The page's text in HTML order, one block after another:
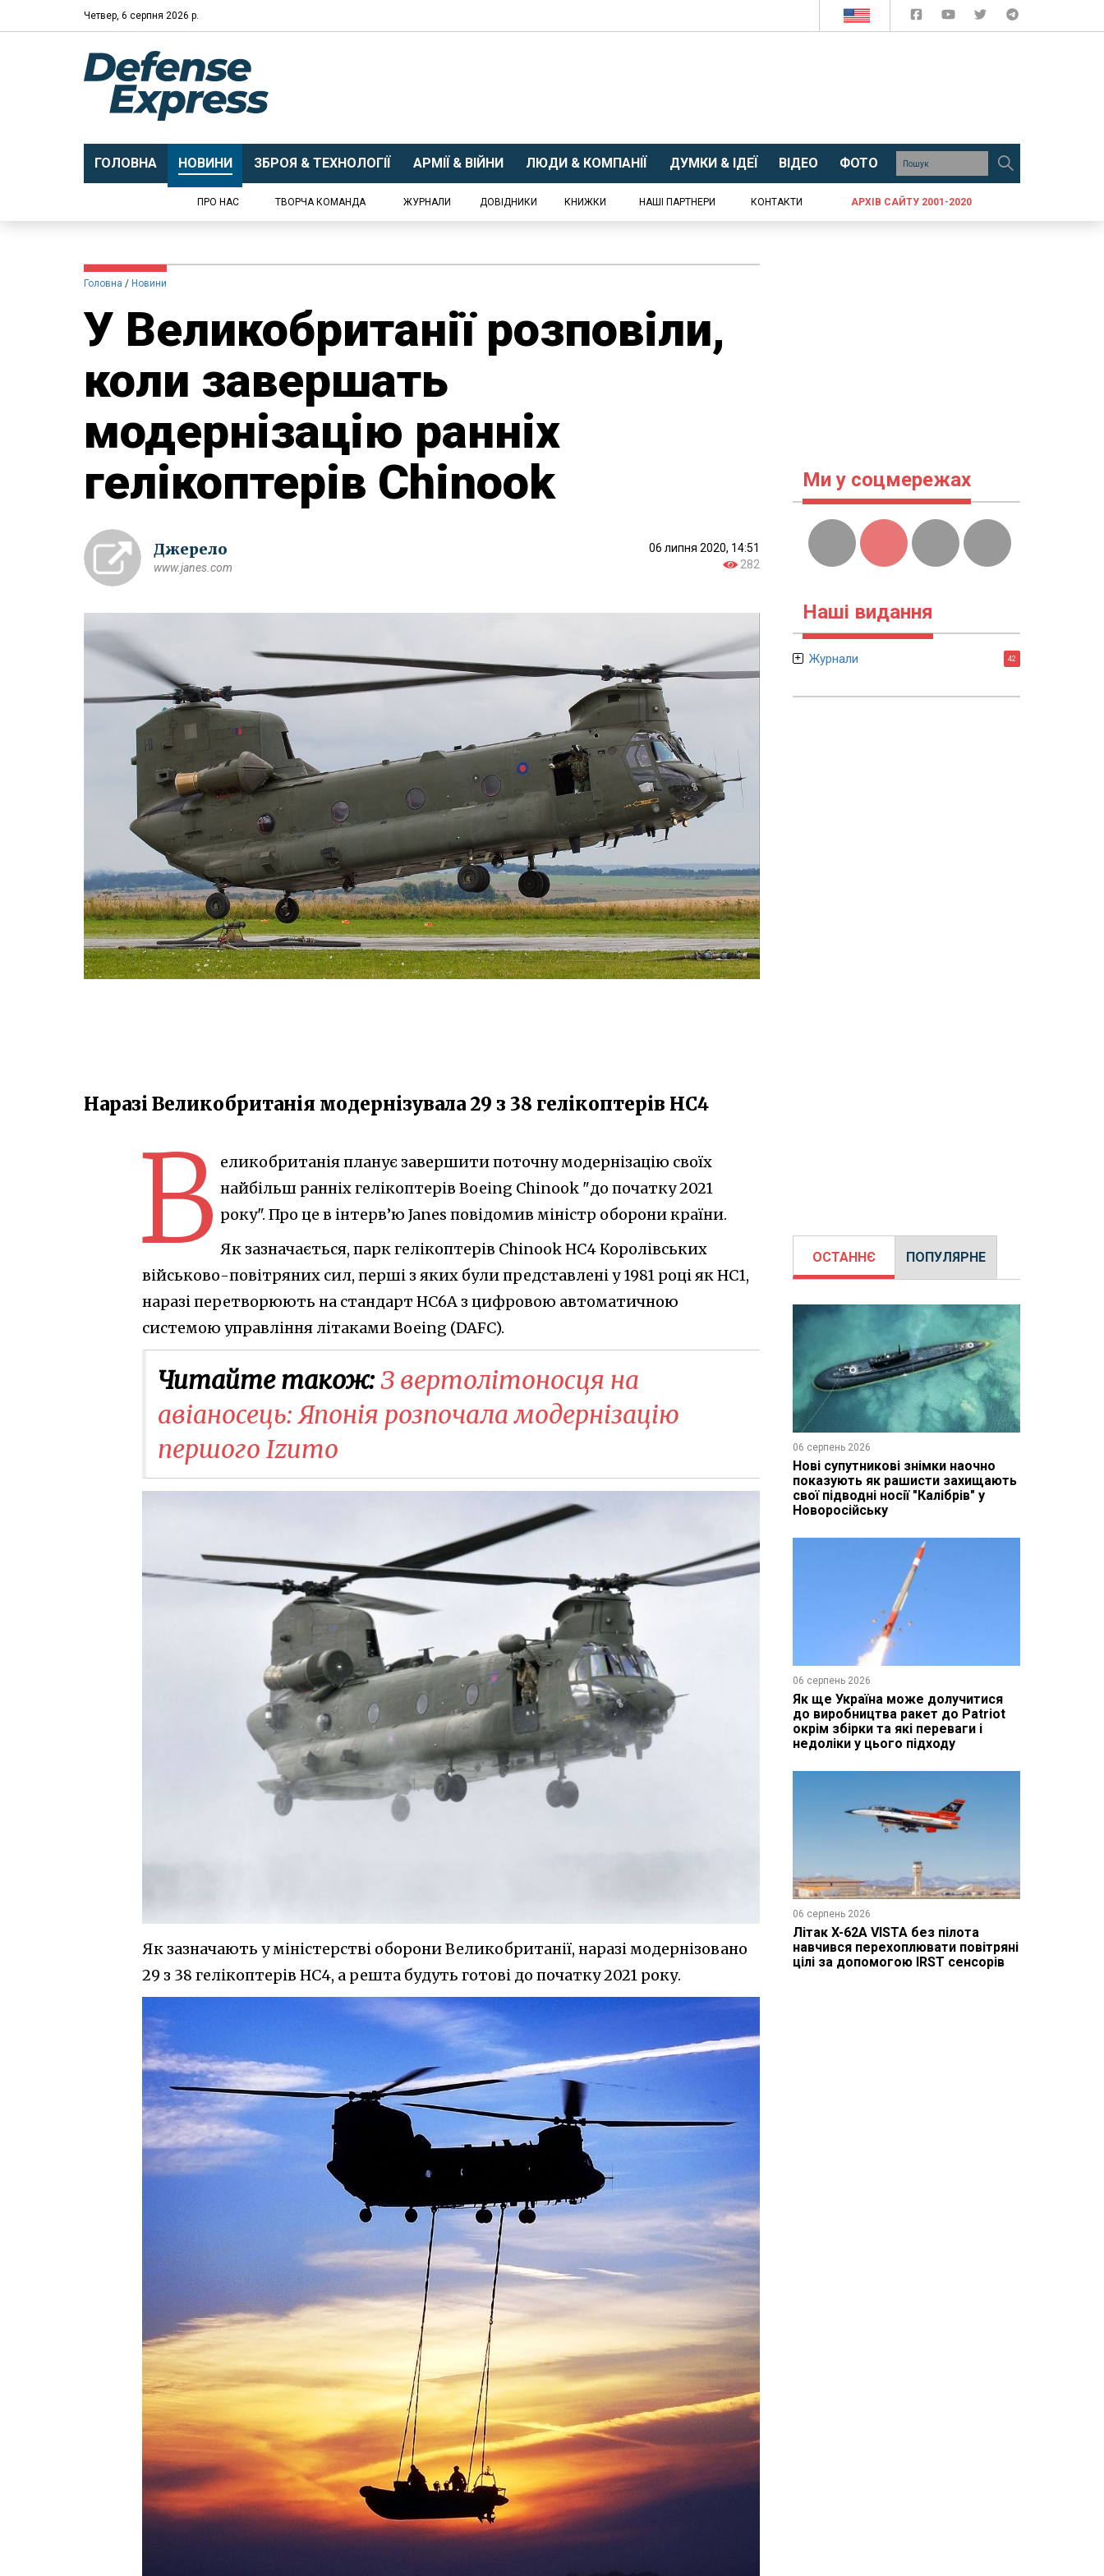
Четвер, 6 серпня 2026 р.
ГОЛОВНА НОВИНИ ЗБРОЯ & ТЕХНОЛОГІЇ АРМІЇ & ВІЙНИ ЛЮДИ & КОМПАНІЇ ДУМКИ & ІДЕЇ ВІДЕО ФОТО
ПРО НАС ТВОРЧА КОМАНДА ЖУРНАЛИ ДОВІДНИКИ КНИЖКИ НАШІ ПАРТНЕРИ КОНТАКТИ АРХІВ САЙТУ 2001-2020
Головна Новини
У Великобританії розповіли,
коли завершать
модернізацію ранніх
гелікоптерів Chinook
Джерело
www.janes.com
06 липня 2020, 14:51
282
Наразі Великобританія модернізувала 29 з 38 гелікоптерів НС4
В еликобританія планує завершити поточну модернізацію своїх
найбільш ранніх гелікоптерів Boeing Chinook "до початку 2021
року". Про це в інтерв’ю Janes повідомив міністр оборони країни.
Як зазначається, парк гелікоптерів Chinook HC4 Королівських
військово-повітряних сил, перші з яких були представлені у 1981 році як HC1,
наразі перетворюють на стандарт HC6A з цифровою автоматичною
системою управління літаками Boeing (DAFC).
Читайте також:З вертолітоносця на
авіаносець: Японія розпочала модернізацію
першого Izumo
Як зазначають у міністерстві оборони Великобританії, наразі модернізовано
29 з 38 гелікоптерів НС4, а решта будуть готові до початку 2021 року.
Ми у соцмережах
Наші видання
Журнали 42
ОСТАННЄ ПОПУЛЯРНЕ
06 серпень 2026
Нові супутникові знімки наочно
показують як рашисти захищають
свої підводні носії "Калібрів" у
Новоросійську
06 серпень 2026
Як ще Україна може долучитися
до виробництва ракет до Patriot
окрім збірки та які переваги і
недоліки у цього підходу
06 серпень 2026
Літак X-62A VISTA без пілота
навчився перехоплювати повітряні
цілі за допомогою IRST сенсорів